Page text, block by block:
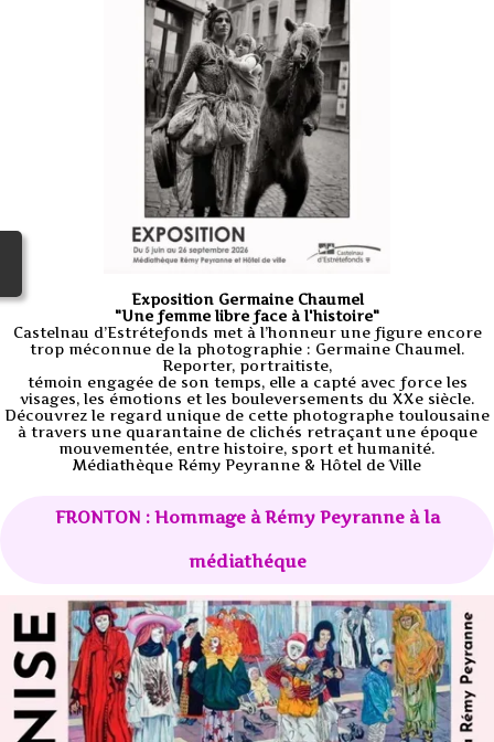
Exposition Germaine Chaumel
"Une femme libre face à l'histoire"
Castelnau d’Estrétefonds met à l’honneur une figure encore
trop méconnue de la photographie : Germaine Chaumel.
Reporter, portraitiste,
témoin engagée de son temps, elle a capté avec force les
visages, les émotions et les bouleversements du XXe siècle.
Découvrez le regard unique de cette photographe toulousaine
à travers une quarantaine de clichés retraçant une époque
mouvementée, entre histoire, sport et humanité.
Médiathèque Rémy Peyranne & Hôtel de Ville
FRONTON : Hommage à Rémy Peyranne à la
médiathéque